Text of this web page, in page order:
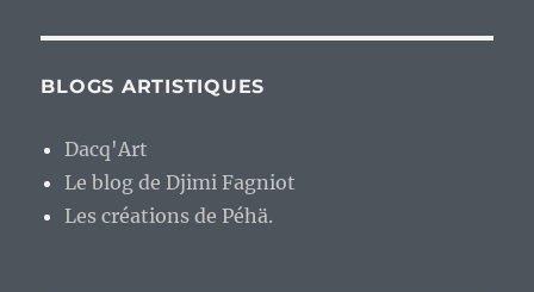
BLOGS ARTISTIQUES
Dacq'Art
Le blog de Djimi Fagniot
Les créations de Péhä.